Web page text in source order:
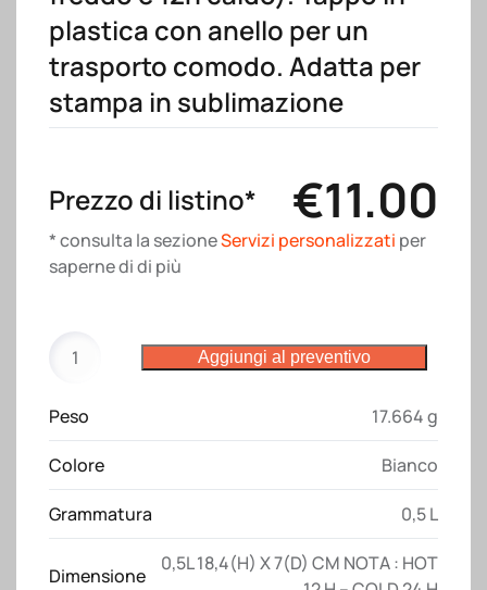
plastica con anello per un
trasporto comodo. Adatta per
stampa in sublimazione
Prezzo di listino* €11.00
* consulta la sezioneServizi personalizzati per
saperne di di più
termica
acciaio
inossidabile
da
ml.
per
Aggiungi al preventivo
Peso 17.664 g
Colore Bianco
Grammatura 0,5 L
Dimensione
0,5L 18,4(H) X 7(D) CM NOTA : HOT